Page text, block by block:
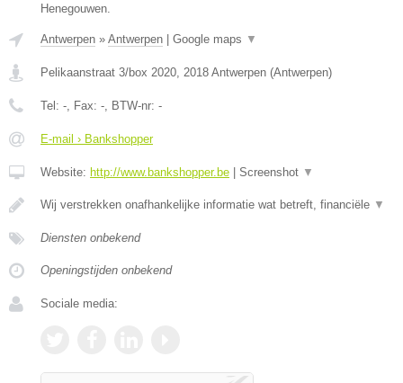
Henegouwen.
Antwerpen » Antwerpen Google maps ▼
Pelikaanstraat 3/box 2020 2018 Antwerpen (Antwerpen)
Tel: - , Fax: - , BTW-nr: -
E-mail › Bankshopper
Website: http://www.bankshopper.be Screenshot ▼
Wij verstrekken onafhankelijke informatie wat betreft, financiële ▼
Diensten onbekend
Openingstijden onbekend
Sociale media: